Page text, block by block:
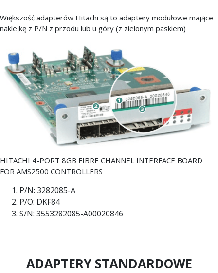
Większość adapterów Hitachi są to adaptery modułowe mające
naklejkę z P/N z przodu lub u góry (z zielonym paskiem)
HITACHI 4-PORT 8GB FIBRE CHANNEL INTERFACE BOARD
FOR AMS2500 CONTROLLERS
P/N: 3282085-A
P/O: DKF84
S/N: 3553282085-A00020846
ADAPTERY STANDARDOWE